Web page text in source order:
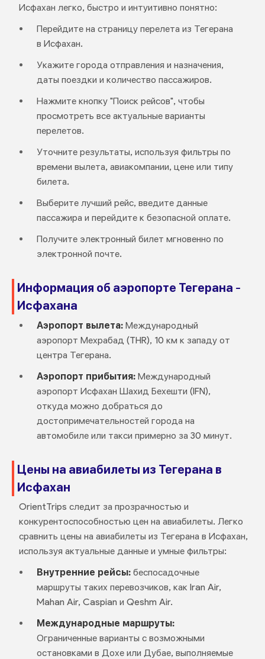
Исфахан легко, быстро и интуитивно понятно:
Перейдите на страницу перелета из Тегерана
в Исфахан.
Укажите города отправления и назначения,
даты поездки и количество пассажиров.
Нажмите кнопку "Поиск рейсов", чтобы
просмотреть все актуальные варианты
перелетов.
Уточните результаты, используя фильтры по
времени вылета, авиакомпании, цене или типу
билета.
Выберите лучший рейс, введите данные
пассажира и перейдите к безопасной оплате.
Получите электронный билет мгновенно по
электронной почте.
Информация об аэропорте Тегерана -
Исфахана
Аэропорт вылета:Международный
аэропорт Мехрабад (THR), 10 км к западу от
центра Тегерана.
Аэропорт прибытия:Международный
аэропорт Исфахан Шахид Бехешти (IFN),
откуда можно добраться до
достопримечательностей города на
автомобиле или такси примерно за 30 минут.
Цены на авиабилеты из Тегерана в
Исфахан
OrientTrips следит за прозрачностью и
конкурентоспособностью цен на авиабилеты. Легко
сравнить цены на авиабилеты из Тегерана в Исфахан,
используя актуальные данные и умные фильтры:
Внутренние рейсы:беспосадочные
маршруты таких перевозчиков, как Iran Air,
Mahan Air, Caspian и Qeshm Air.
Международные маршруты:
Ограниченные варианты с возможными
остановками в Дохе или Дубае, выполняемые